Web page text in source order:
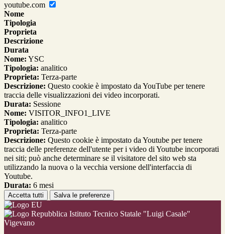
youtube.com
Nome
Tipologia
Proprieta
Descrizione
Durata
Nome: YSC
Tipologia: analitico
Proprieta: Terza-parte
Descrizione: Questo cookie è impostato da YouTube per tenere
traccia delle visualizzazioni dei video incorporati.
Durata: Sessione
Nome: VISITOR_INFO1_LIVE
Tipologia: analitico
Proprieta: Terza-parte
Descrizione: Questo cookie è impostato da Youtube per tenere
traccia delle preferenze dell'utente per i video di Youtube incorporati
nei siti; può anche determinare se il visitatore del sito web sta
utilizzando la nuova o la vecchia versione dell'interfaccia di
Youtube.
Durata: 6 mesi
Accetta tutti Salva le preferenze
Istituto Tecnico Statale "Luigi Casale"
Vigevano